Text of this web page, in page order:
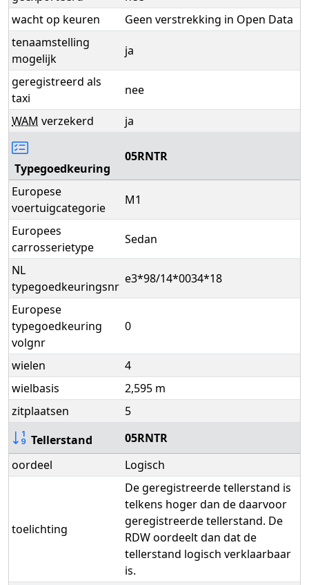
wacht op keuren
Geen verstrekking in Open Data
tenaamstelling
mogelijk
ja
geregistreerd als
taxi
nee
WAM verzekerd ja
Typegoedkeuring
05RNTR
Europese
voertuigcategorie
M1
Europees
carrosserietype
Sedan
NL
typegoedkeuringsnr
e3*98/14*0034*18
Europese
typegoedkeuring
volgnr
0
wielen
4
wielbasis
2,595 m
zitplaatsen
5
Tellerstand
05RNTR
oordeel
Logisch
toelichting
De geregistreerde tellerstand is
telkens hoger dan de daarvoor
geregistreerde tellerstand. De
RDW oordeelt dan dat de
tellerstand logisch verklaarbaar
is.